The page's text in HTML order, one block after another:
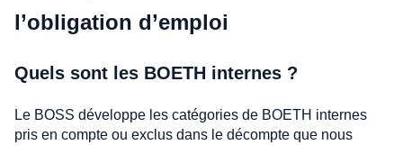
l’obligation d’emploi
Quels sont les BOETH internes ?
Le BOSS développe les catégories de BOETH internes
pris en compte ou exclus dans le décompte que nous